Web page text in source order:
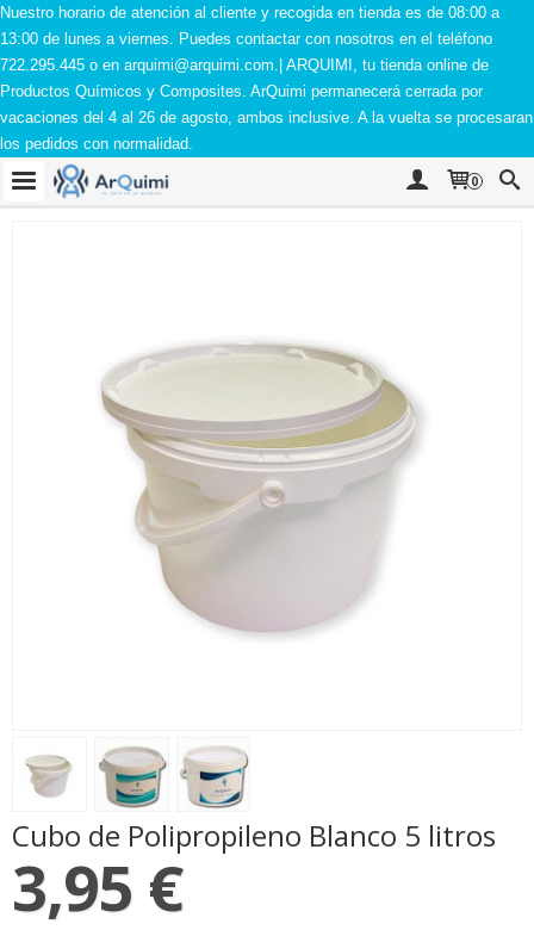
Nuestro horario de atención al cliente y recogida en tienda es de 08:00 a
13:00 de lunes a viernes. Puedes contactar con nosotros en el teléfono
722.295.445 o en arquimi@arquimi.com.| ARQUIMI, tu tienda online de
Productos Químicos y Composites. ArQuimi permanecerá cerrada por
vacaciones del 4 al 26 de agosto, ambos inclusive. A la vuelta se procesaran
los pedidos con normalidad.
0
Cubo de Polipropileno Blanco 5 litros
3,95 €